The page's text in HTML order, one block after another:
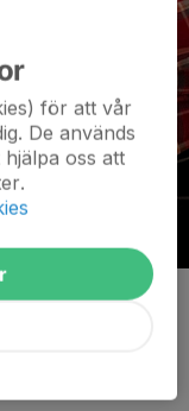
för att vår
De används
oss att